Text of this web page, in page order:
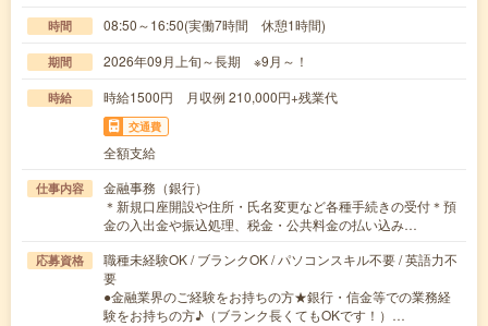
時間 08:50～16:50(実働7時間 休憩1時間)
期間 2026年09月上旬～長期 ※9月～！
時給 時給1500円 月収例 210,000円+残業代
交通費
全額支給
仕事内容
金融事務（銀行）
＊新規口座開設や住所・氏名変更など各種手続きの受付＊預
金の入出金や振込処理、税金・公共料金の払い込み…
応募資格
職種未経験OK / ブランクOK / パソコンスキル不要 / 英語力不
要
●金融業界のご経験をお持ちの方★銀行・信金等での業務経
験をお持ちの方♪（ブランク長くてもOKです！）…